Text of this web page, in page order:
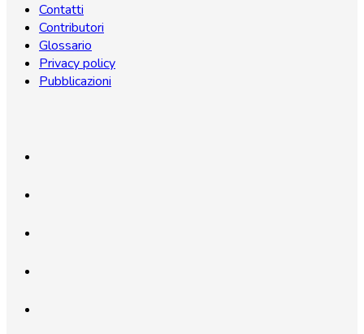
Contatti
Contributori
Glossario
Privacy policy
Pubblicazioni